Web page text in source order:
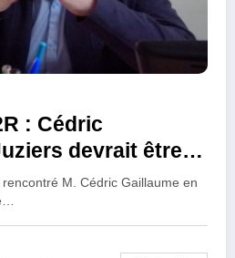
devrait être la
la citadelle
»
M. Cédric Gaillaume en